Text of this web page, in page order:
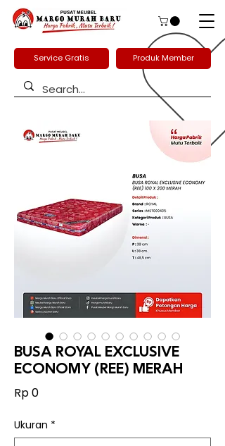
Service Gratis Produk Member
BUSA ROYAL EXCLUSIVE
ECONOMY (REE) MERAH
Rp 0Harga
Ukuran *